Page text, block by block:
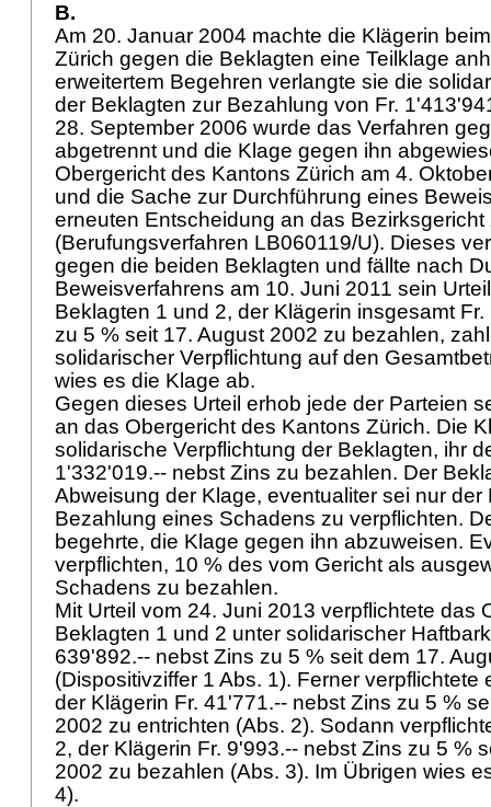
B.
Am 20. Januar 2004 machte die Klägerin
Zürich gegen die Beklagten eine Teilklage
erweitertem Begehren verlangte sie die
der Beklagten zur Bezahlung von Fr.
28. September 2006 wurde das Verfahren
abgetrennt und die Klage gegen ihn
Obergericht des Kantons Zürich am 4.
und die Sache zur Durchführung eines
erneuten Entscheidung an das
(Berufungsverfahren LB060119/U). Dieses
gegen die beiden Beklagten und fällte nach
Beweisverfahrens am 10. Juni 2011 sein
Beklagten 1 und 2, der Klägerin insgesamt
zu 5 % seit 17. August 2002 zu bezahlen,
solidarischer Verpflichtung auf den
wies es die Klage ab.
Gegen dieses Urteil erhob jede der Parteien
an das Obergericht des Kantons Zürich. Die
solidarische Verpflichtung der Beklagten, ihr
1'332'019.-- nebst Zins zu bezahlen. Der
Abweisung der Klage, eventualiter sei nur der
Bezahlung eines Schadens zu verpflichten.
begehrte, die Klage gegen ihn abzuweisen.
verpflichten, 10 % des vom Gericht als
Schadens zu bezahlen.
Mit Urteil vom 24. Juni 2013 verpflichtete das
Beklagten 1 und 2 unter solidarischer
639'892.-- nebst Zins zu 5 % seit dem 17.
(Dispositivziffer 1 Abs. 1). Ferner verpflichtete
der Klägerin Fr. 41'771.-- nebst Zins zu 5 %
2002 zu entrichten (Abs. 2). Sodann
2, der Klägerin Fr. 9'993.-- nebst Zins zu 5 %
2002 zu bezahlen (Abs. 3). Im Übrigen wies
4).